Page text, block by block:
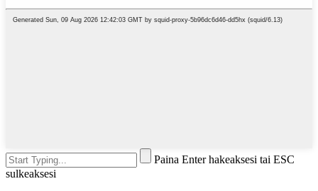
Paina Enter hakeaksesi tai ESC
sulkeaksesi